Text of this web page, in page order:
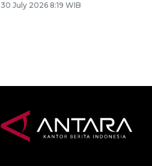
30 July 2026 8:19 WIB